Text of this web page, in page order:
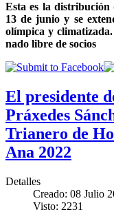
Esta es la distribución
13 de junio y se
olímpica y
nado libre de socios
El presidente
Práxedes
Trianero de
Ana 2022
Detalles
Creado: 08 Julio
Visto: 2231